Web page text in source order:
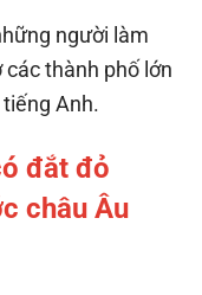
người làm
các thành phố lớn
Anh.
đắt đỏ
châu Âu